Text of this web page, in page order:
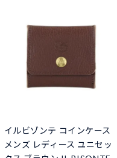
イルビゾンテ コインケース
メンズ レディース ユニセッ